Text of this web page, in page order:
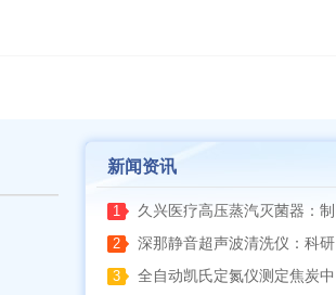
新闻资讯
1 久兴医疗高压蒸汽灭菌器：制药科研灭菌的可靠之选
2 深那静音超声波清洗仪：科研洁净新标准，安静高效更安心
3 全自动凯氏定氮仪测定焦炭中氮 上海纤检助力焦化行业精准检测